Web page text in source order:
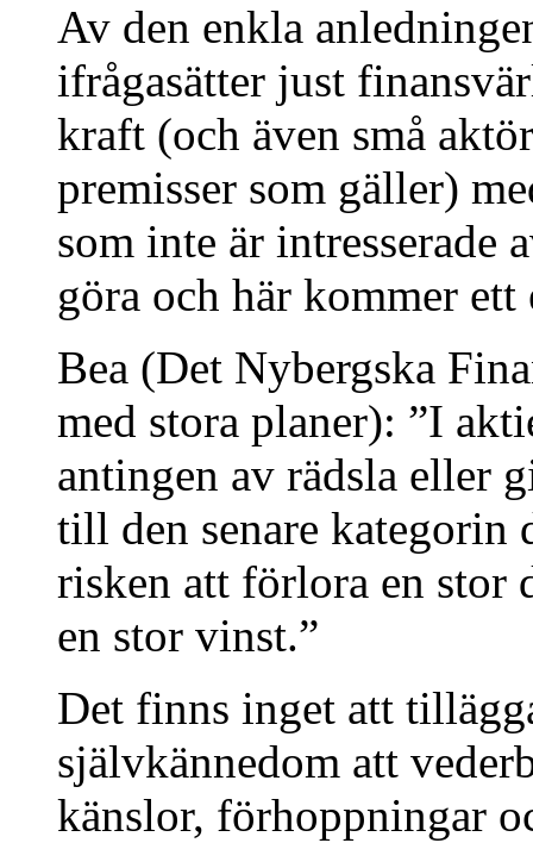
Av den enkla
ifrågasätter just
kraft (och även små
premisser som gäller)
som inte är intresserade
göra och här kommer
Bea (Det Nybergska
med stora planer): ”I
antingen av rädsla eller
till den senare kategorin
risken att förlora en stor
en stor vinst.”
Det finns inget att
självkännedom att
känslor, förhoppningar